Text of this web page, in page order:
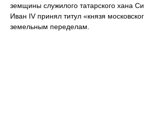
земщины служилого татарского хана
Иван IV принял титул «князя
земельным переделам.